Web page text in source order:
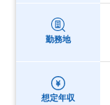
勤務地
想定年収